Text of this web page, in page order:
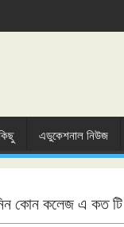
এডুকেশনাল নিউজ
কোন কলেজ এ কত